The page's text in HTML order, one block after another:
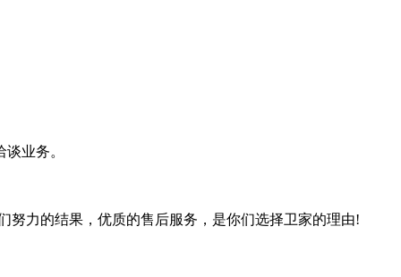
谈业务。
努力的结果，优质的售后服务，是你们选择卫家的理由!